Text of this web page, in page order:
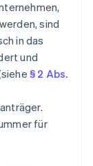
sind
in das
und
§ 2 Abs.
für